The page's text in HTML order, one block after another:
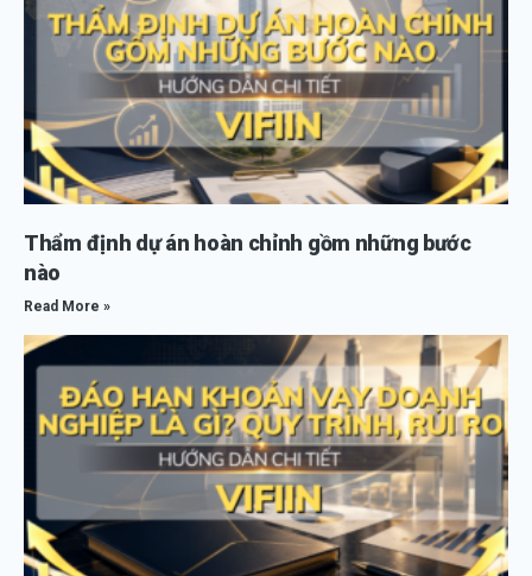
Thẩm định dự án hoàn chỉnh gồm những bước
nào
Read More »